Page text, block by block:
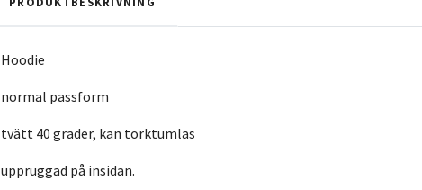
Hoodie
normal passform
tvätt 40 grader, kan torktumlas
uppruggad på insidan.